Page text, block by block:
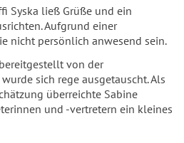
Syska ließ Grüße und ein
Aufgrund einer
nicht persönlich anwesend sein.
von der
sich rege ausgetauscht. Als
überreichte Sabine
und -vertretern ein kleines